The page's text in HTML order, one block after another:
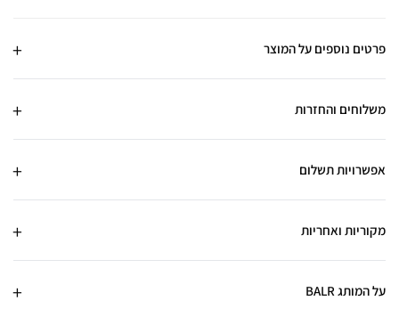
פרטים נוספים על המוצר
משלוחים והחזרות
אפשרויות תשלום
מקוריות ואחריות
על המותג BALR